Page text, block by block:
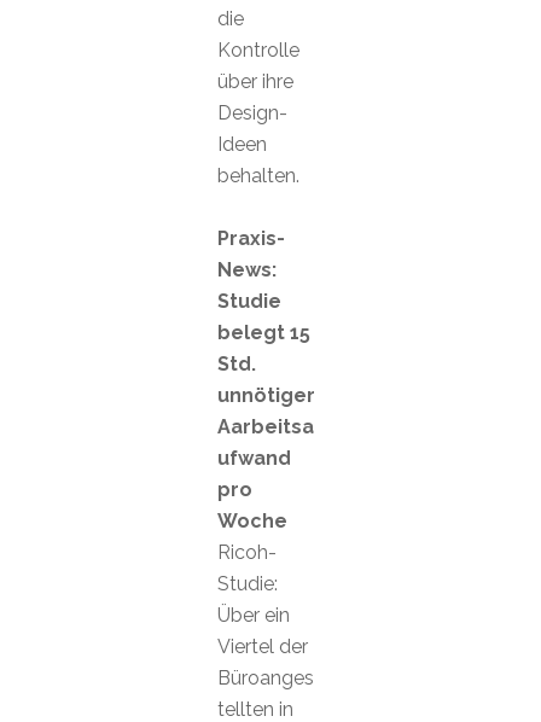
die
Kontrolle
über ihre
Design-
Ideen
behalten.
Praxis-
News:
Studie
belegt 15
Std.
unnötiger
Aarbeitsa
ufwand
pro
Woche
Ricoh-
Studie:
Über ein
Viertel der
Büroanges
tellten in